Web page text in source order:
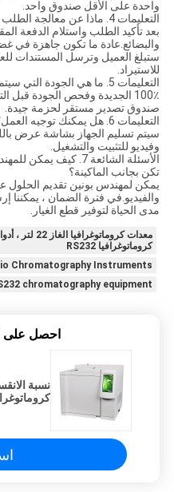
واحدة على الأقل صندوق واحد.
التعليمات 4. ماذا عن معالجة الطلب والمهلة؟
بعد تأكيد الطلب واستلام الدفعة
ستبلغ العميل وترسل المستندات
للاستيراد.
التعليمات 5. ما هي الجودة التي سيتم ضمانها؟
100٪ الجديدة وفحص الجودة قبل التسليم من المصنع.
صندوق تصدير مستقر لحزمة جيدة.
التعليمات 6. هل يمكنك توجيه العمل؟
سيتم تسليم الجهاز بشاشة عرض
وفيديو للتثبيت والتشغيل.
الأسئلة الشائعة 7.
تكن بجانب الماكينة؟
يمكن لمهندس بونين تقديم الحلول
والفيديو.في فترة الضمان ، يمكننا
مدى الحياة لتوفير قطع الغيار.
معدات
كروماتوغرافيا RS232
Chromatography Instruments
chromatography equipment
احصل
نسبة